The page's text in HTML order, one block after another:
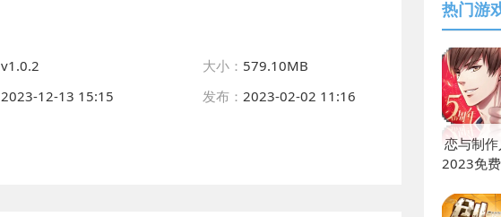
v1.0.2 大小： 579.10MB
2023-12-13 15:15 发布： 2023-02-02 11:16
热门游
恋与制作
2023免费